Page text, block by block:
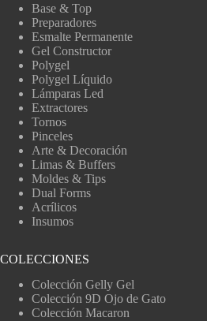
Base & Top
Preparadores
Esmalte Permanente
Gel Constructor
Polygel
Polygel Líquido
Lámparas Led
Extractores
Tornos
Pinceles
Arte & Decoración
Limas & Buffers
Moldes & Tips
Dual Forms
Acrílicos
Insumos
COLECCIONES
Colección Gelly Gel
Colección 9D Ojo de Gato
Colección Macaron